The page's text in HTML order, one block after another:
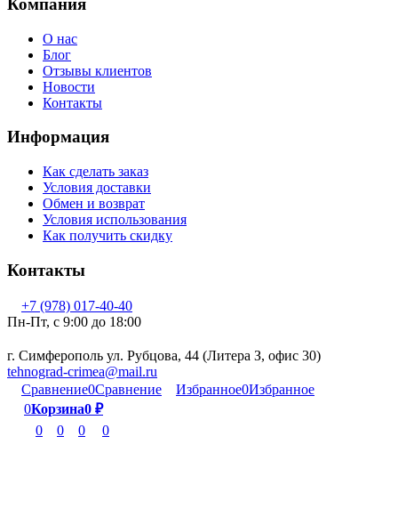
Компания
О нас
Блог
Отзывы клиентов
Новости
Контакты
Информация
Как сделать заказ
Условия доставки
Обмен и возврат
Условия использования
Как получить скидку
Контакты
+7 (978) 017-40-40
Пн-Пт, c 9:00 до 18:00
г. Симферополь ул. Рубцова, 44 (Литера З, офис 30)
tehnograd-crimea@mail.ru
Сравнение0Сравнение Избранное0Избранное
0Корзина0 ₽
0
0 0 0